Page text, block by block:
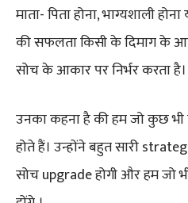
माता- पिता होना, भाग्यशाली
की सफलता किसी के दिमाग के
सोच के आकार पर निर्भर करता है।
उनका कहना है की हम जो कुछ
होते हैं। उन्होंने बहुत सारी
सोच upgrade होगी और हम जो